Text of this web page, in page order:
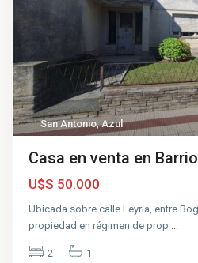
San Antonio,Azul
Casa en venta en
U$S 50.000
Ubicada sobre calle Leyria, entre
propiedad en régimen de prop
2 1